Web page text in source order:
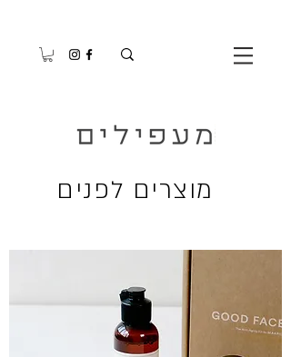
מוצרים לפנים